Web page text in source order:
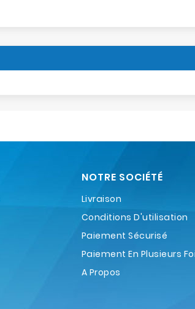
NOTRE SOCIÉTÉ
Livraison
Conditions D'utilisation
Paiement Sécurisé
Paiement En Plusieurs
A Propos